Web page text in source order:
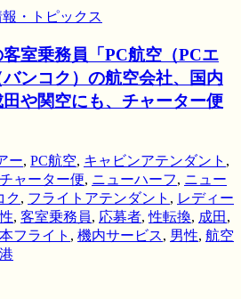
・トピックス
室乗務員「PC航空（PCエ
ンコク）の航空会社、国内
や関空にも、チャーター便
ー, PC航空, キャビンアテンダント ,
チャーター便, ニューハーフ, ニュー
ク, フライトアテンダント , レディー
, 客室乗務員, 応募者,性転換, 成田 ,
フライト , 機内サービス, 男性, 航空